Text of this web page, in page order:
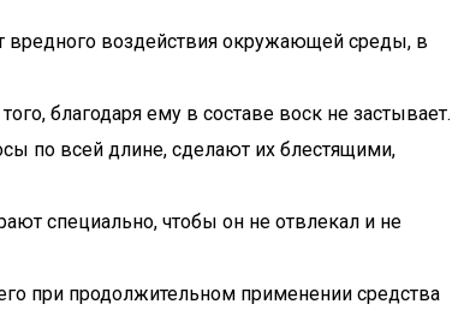
вредного воздействия окружающей среды, в
благодаря ему в составе воск не застывает.
по всей длине, сделают их блестящими,
специально, чтобы он не отвлекал и не
при продолжительном применении средства